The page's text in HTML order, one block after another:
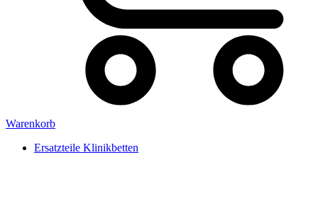
Warenkorb
Ersatzteile Klinikbetten